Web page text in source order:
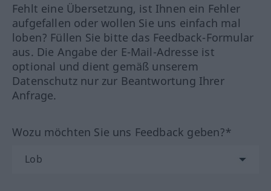
Fehlt eine Übersetzung, ist Ihnen ein Fehler
aufgefallen oder wollen Sie uns einfach mal
loben? Füllen Sie bitte das Feedback-Formular
aus. Die Angabe der E-Mail-Adresse ist
optional und dient gemäß unserem
Datenschutz nur zur Beantwortung Ihrer
Anfrage.
Wozu möchten Sie uns Feedback geben?*